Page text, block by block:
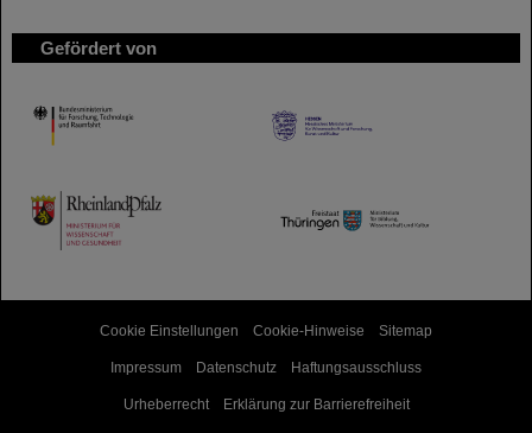
Gefördert von
HMWK
TMWWDG
Cookie Einstellungen Cookie-Hinweise Sitemap
Impressum Datenschutz Haftungsausschluss
Urheberrecht Erklärung zur Barrierefreiheit